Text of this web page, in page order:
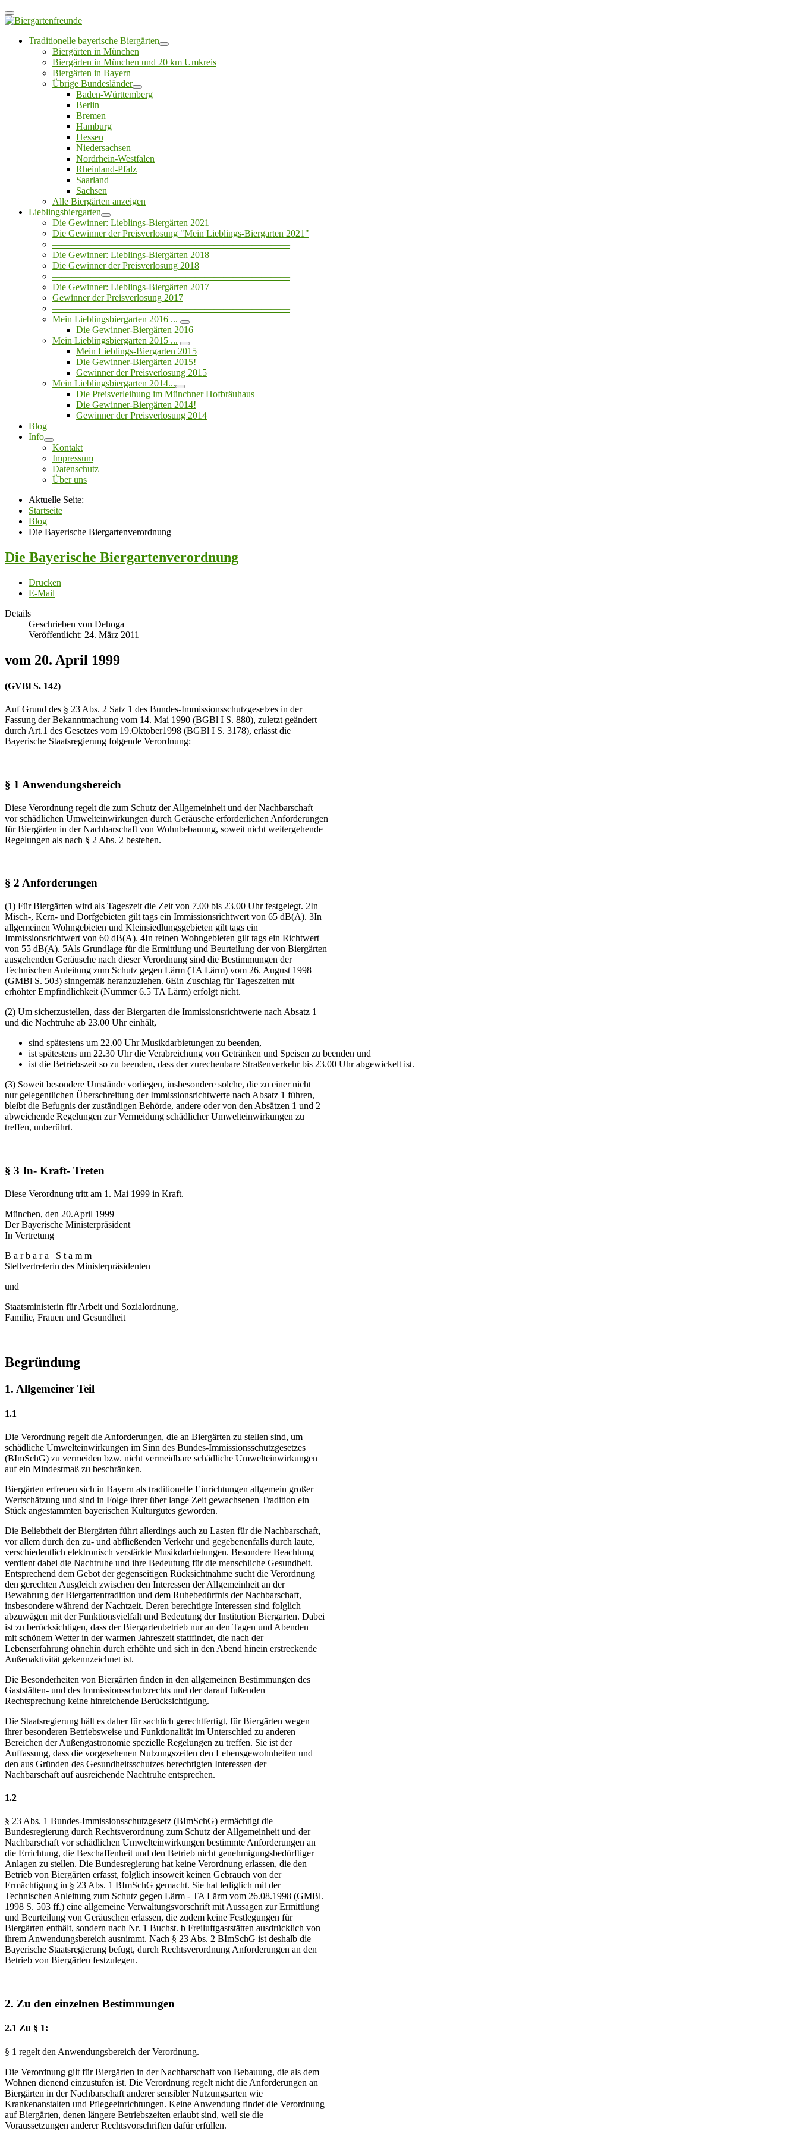
Traditionelle bayerische Biergärten
Biergärten in München
Biergärten in München und 20 km Umkreis
Biergärten in Bayern
Übrige Bundesländer
Baden-Württemberg
Berlin
Bremen
Hamburg
Hessen
Niedersachsen
Nordrhein-Westfalen
Rheinland-Pfalz
Saarland
Sachsen
Alle Biergärten anzeigen
Lieblingsbiergarten
Die Gewinner: Lieblings-Biergärten 2021
Die Gewinner der Preisverlosung "Mein Lieblings-Biergarten 2021"
—————————————————————————
Die Gewinner: Lieblings-Biergärten 2018
Die Gewinner der Preisverlosung 2018
—————————————————————————
Die Gewinner: Lieblings-Biergärten 2017
Gewinner der Preisverlosung 2017
—————————————————————————
Mein Lieblingsbiergarten 2016 ...
Die Gewinner-Biergärten 2016
Mein Lieblingsbiergarten 2015 ...
Mein Lieblings-Biergarten 2015
Die Gewinner-Biergärten 2015!
Gewinner der Preisverlosung 2015
Mein Lieblingsbiergarten 2014...
Die Preisverleihung im Münchner Hofbräuhaus
Die Gewinner-Biergärten 2014!
Gewinner der Preisverlosung 2014
Blog
Info
Kontakt
Impressum
Datenschutz
Über uns
Aktuelle Seite:
Startseite
Blog
Die Bayerische Biergartenverordnung
Die Bayerische Biergartenverordnung
Drucken
E-Mail
Details
Geschrieben von Dehoga
Veröffentlicht: 24. März 2011
vom 20. April 1999
(GVBl S. 142)
Auf Grund des § 23 Abs. 2 Satz 1 des Bundes-Immissionsschutzgesetzes in der
Fassung der Bekanntmachung vom 14. Mai 1990 (BGBl I S. 880), zuletzt geändert
durch Art.1 des Gesetzes vom 19.Oktober1998 (BGBl I S. 3178), erlässt die
Bayerische Staatsregierung folgende Verordnung:
§ 1 Anwendungsbereich
Diese Verordnung regelt die zum Schutz der Allgemeinheit und der Nachbarschaft
vor schädlichen Umwelteinwirkungen durch Geräusche erforderlichen Anforderungen
für Biergärten in der Nachbarschaft von Wohnbebauung, soweit nicht weitergehende
Regelungen als nach § 2 Abs. 2 bestehen.
§ 2 Anforderungen
(1) Für Biergärten wird als Tageszeit die Zeit von 7.00 bis 23.00 Uhr festgelegt. 2In
Misch-, Kern- und Dorfgebieten gilt tags ein Immissionsrichtwert von 65 dB(A). 3In
allgemeinen Wohngebieten und Kleinsiedlungsgebieten gilt tags ein
Immissionsrichtwert von 60 dB(A). 4In reinen Wohngebieten gilt tags ein Richtwert
von 55 dB(A). 5Als Grundlage für die Ermittlung und Beurteilung der von Biergärten
ausgehenden Geräusche nach dieser Verordnung sind die Bestimmungen der
Technischen Anleitung zum Schutz gegen Lärm (TA Lärm) vom 26. August 1998
(GMBl S. 503) sinngemäß heranzuziehen. 6Ein Zuschlag für Tageszeiten mit
erhöhter Empfindlichkeit (Nummer 6.5 TA Lärm) erfolgt nicht.
(2) Um sicherzustellen, dass der Biergarten die Immissionsrichtwerte nach Absatz 1
und die Nachtruhe ab 23.00 Uhr einhält,
sind spätestens um 22.00 Uhr Musikdarbietungen zu beenden,
ist spätestens um 22.30 Uhr die Verabreichung von Getränken und Speisen zu beenden und
ist die Betriebszeit so zu beenden, dass der zurechenbare Straßenverkehr bis 23.00 Uhr abgewickelt ist.
(3) Soweit besondere Umstände vorliegen, insbesondere solche, die zu einer nicht
nur gelegentlichen Überschreitung der Immissionsrichtwerte nach Absatz 1 führen,
bleibt die Befugnis der zuständigen Behörde, andere oder von den Absätzen 1 und 2
abweichende Regelungen zur Vermeidung schädlicher Umwelteinwirkungen zu
treffen, unberührt.
§ 3 In- Kraft- Treten
Diese Verordnung tritt am 1. Mai 1999 in Kraft.
München, den 20.April 1999
Der Bayerische Ministerpräsident
In Vertretung
B a r b a r a S t a m m
Stellvertreterin des Ministerpräsidenten
und
Staatsministerin für Arbeit und Sozialordnung,
Familie, Frauen und Gesundheit
Begründung
1. Allgemeiner Teil
1.1
Die Verordnung regelt die Anforderungen, die an Biergärten zu stellen sind, um
schädliche Umwelteinwirkungen im Sinn des Bundes-Immissionsschutzgesetzes
(BImSchG) zu vermeiden bzw. nicht vermeidbare schädliche Umwelteinwirkungen
auf ein Mindestmaß zu beschränken.
Biergärten erfreuen sich in Bayern als traditionelle Einrichtungen allgemein großer
Wertschätzung und sind in Folge ihrer über lange Zeit gewachsenen Tradition ein
Stück angestammten bayerischen Kulturgutes geworden.
Die Beliebtheit der Biergärten führt allerdings auch zu Lasten für die Nachbarschaft,
vor allem durch den zu- und abfließenden Verkehr und gegebenenfalls durch laute,
verschiedentlich elektronisch verstärkte Musikdarbietungen. Besondere Beachtung
verdient dabei die Nachtruhe und ihre Bedeutung für die menschliche Gesundheit.
Entsprechend dem Gebot der gegenseitigen Rücksichtnahme sucht die Verordnung
den gerechten Ausgleich zwischen den Interessen der Allgemeinheit an der
Bewahrung der Biergartentradition und dem Ruhebedürfnis der Nachbarschaft,
insbesondere während der Nachtzeit. Deren berechtigte Interessen sind folglich
abzuwägen mit der Funktionsvielfalt und Bedeutung der Institution Biergarten. Dabei
ist zu berücksichtigen, dass der Biergartenbetrieb nur an den Tagen und Abenden
mit schönem Wetter in der warmen Jahreszeit stattfindet, die nach der
Lebenserfahrung ohnehin durch erhöhte und sich in den Abend hinein erstreckende
Außenaktivität gekennzeichnet ist.
Die Besonderheiten von Biergärten finden in den allgemeinen Bestimmungen des
Gaststätten- und des Immissionsschutzrechts und der darauf fußenden
Rechtsprechung keine hinreichende Berücksichtigung.
Die Staatsregierung hält es daher für sachlich gerechtfertigt, für Biergärten wegen
ihrer besonderen Betriebsweise und Funktionalität im Unterschied zu anderen
Bereichen der Außengastronomie spezielle Regelungen zu treffen. Sie ist der
Auffassung, dass die vorgesehenen Nutzungszeiten den Lebensgewohnheiten und
den aus Gründen des Gesundheitsschutzes berechtigten Interessen der
Nachbarschaft auf ausreichende Nachtruhe entsprechen.
1.2
§ 23 Abs. 1 Bundes-Immissionsschutzgesetz (BImSchG) ermächtigt die
Bundesregierung durch Rechtsverordnung zum Schutz der Allgemeinheit und der
Nachbarschaft vor schädlichen Umwelteinwirkungen bestimmte Anforderungen an
die Errichtung, die Beschaffenheit und den Betrieb nicht genehmigungsbedürftiger
Anlagen zu stellen. Die Bundesregierung hat keine Verordnung erlassen, die den
Betrieb von Biergärten erfasst, folglich insoweit keinen Gebrauch von der
Ermächtigung in § 23 Abs. 1 BImSchG gemacht. Sie hat lediglich mit der
Technischen Anleitung zum Schutz gegen Lärm - TA Lärm vom 26.08.1998 (GMBl.
1998 S. 503 ff.) eine allgemeine Verwaltungsvorschrift mit Aussagen zur Ermittlung
und Beurteilung von Geräuschen erlassen, die zudem keine Festlegungen für
Biergärten enthält, sondern nach Nr. 1 Buchst. b Freiluftgaststätten ausdrücklich von
ihrem Anwendungsbereich ausnimmt. Nach § 23 Abs. 2 BImSchG ist deshalb die
Bayerische Staatsregierung befugt, durch Rechtsverordnung Anforderungen an den
Betrieb von Biergärten festzulegen.
2. Zu den einzelnen Bestimmungen
2.1 Zu § 1:
§ 1 regelt den Anwendungsbereich der Verordnung.
Die Verordnung gilt für Biergärten in der Nachbarschaft von Bebauung, die als dem
Wohnen dienend einzustufen ist. Die Verordnung regelt nicht die Anforderungen an
Biergärten in der Nachbarschaft anderer sensibler Nutzungsarten wie
Krankenanstalten und Pflegeeinrichtungen. Keine Anwendung findet die Verordnung
auf Biergärten, denen längere Betriebszeiten erlaubt sind, weil sie die
Voraussetzungen anderer Rechtsvorschriften dafür erfüllen.